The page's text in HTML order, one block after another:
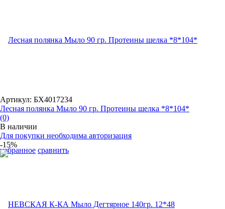
избранное сравнить
Артикул: БХ4017234
Лесная полянка Мыло 90 гр. Протеины шелка *8*104*
(0)
В наличии
Для покупки необходима авторизация
-15%